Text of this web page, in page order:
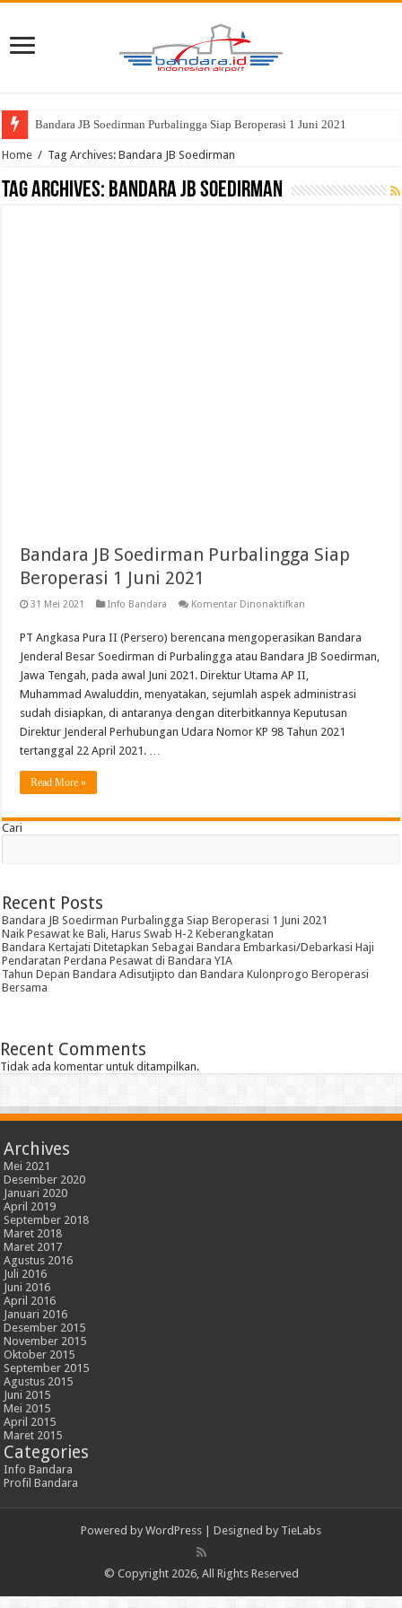
Bandara JB Soedirman Purbalingga Siap Beroperasi 1 Juni 2021
Home / Tag Archives: Bandara JB Soedirman
Tag Archives: Bandara JB Soedirman
Bandara JB Soedirman Purbalingga Siap
Beroperasi 1 Juni 2021
31 Mei 2021 Info Bandara Komentar Dinonaktifkan
Soedirman
Purbalingga
Siap
Beroperasi
1
Juni
2021
PT Angkasa Pura II (Persero) berencana mengoperasikan Bandara
Jenderal Besar Soedirman di Purbalingga atau Bandara JB Soedirman,
Jawa Tengah, pada awal Juni 2021. Direktur Utama AP II,
Muhammad Awaluddin, menyatakan, sejumlah aspek administrasi
sudah disiapkan, di antaranya dengan diterbitkannya Keputusan
Direktur Jenderal Perhubungan Udara Nomor KP 98 Tahun 2021
tertanggal 22 April 2021. …
Read More »
Cari
Recent Posts
Bandara JB Soedirman Purbalingga Siap Beroperasi 1 Juni 2021
Naik Pesawat ke Bali, Harus Swab H-2 Keberangkatan
Bandara Kertajati Ditetapkan Sebagai Bandara Embarkasi/Debarkasi Haji
Pendaratan Perdana Pesawat di Bandara YIA
Tahun Depan Bandara Adisutjipto dan Bandara Kulonprogo Beroperasi
Bersama
Recent Comments
Tidak ada komentar untuk ditampilkan.
Archives
Mei 2021
Desember 2020
Januari 2020
April 2019
September 2018
Maret 2018
Maret 2017
Agustus 2016
Juli 2016
Juni 2016
April 2016
Januari 2016
Desember 2015
November 2015
Oktober 2015
September 2015
Agustus 2015
Juni 2015
Mei 2015
April 2015
Maret 2015
Categories
Info Bandara
Profil Bandara
Powered by WordPress | Designed by TieLabs
© Copyright 2026, All Rights Reserved